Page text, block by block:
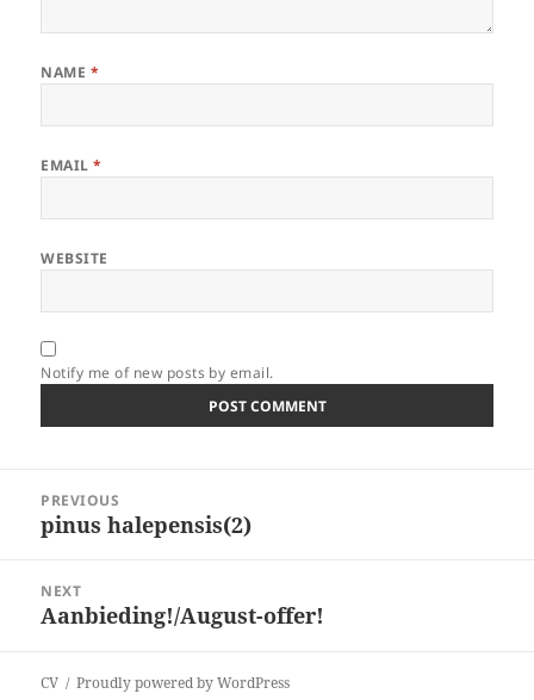
NAME *
EMAIL*
WEBSITE
Notify me of new posts by email.
navigation
PREVIOUS
Previous
pinus halepensis(2)
NEXT
Next
Aanbieding!/August-offer!
CV Proudly powered by WordPress